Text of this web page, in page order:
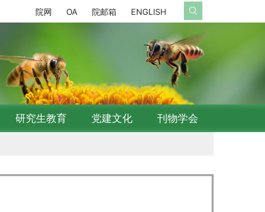
院网 OA 院邮箱 ENGLISH
研究生教育 党建文化 刊物学会